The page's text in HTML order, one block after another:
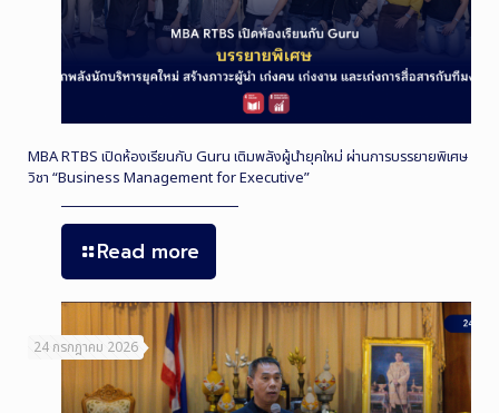
MBA RTBS เปิดห้องเรียนกับ Guru เติมพลังผู้นำยุคใหม่ ผ่านการบรรยายพิเศษ
วิชา “Business Management for Executive”
Read more
24 กรกฎาคม 2026